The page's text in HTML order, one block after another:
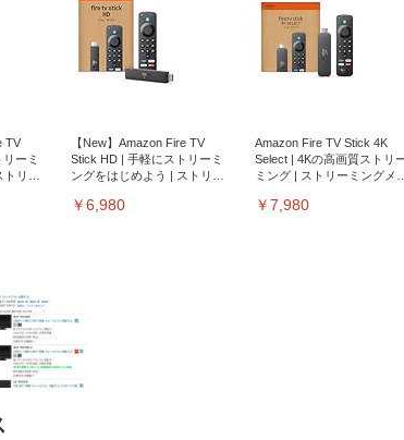
TV
ーミ
リー
【New】Amazon Fire TV
Stick HD | 手軽にストリーミ
ングをはじめよう | ストリー
￥6,980
Amazon Fire TV Stick 4K
Select | 4Kの高画質ストリ
ミング | ストリーミングメデ
￥7,980